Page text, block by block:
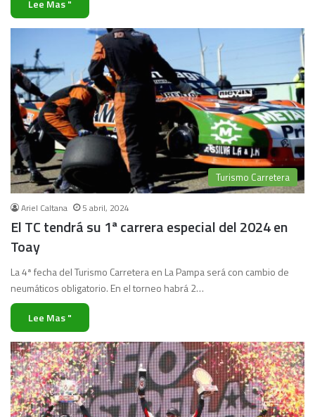
Lee Mas "
Turismo Carretera
Ariel Caltana 5 abril, 2024
El TC tendrá su 1ª carrera especial del 2024 en
Toay
La 4ª fecha del Turismo Carretera en La Pampa será con cambio de
neumáticos obligatorio. En el torneo habrá 2…
Lee Mas "